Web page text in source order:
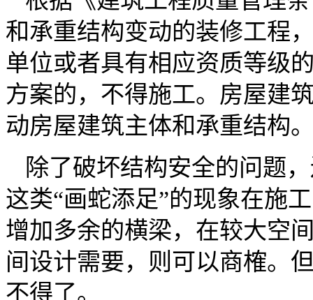
和承重结构变动的装修工程
单位或者具有相应资质等级
方案的，不得施工。房屋建
动房屋建筑主体和承重结构
除了破坏结构安全的问题
这类“画蛇添足”的现象在施
增加多余的横梁，在较大空
间设计需要，则可以商榷。
不得了。